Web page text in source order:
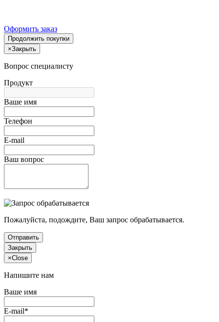
Оформить заказ
Продолжить покупки
×Закрыть
Вопрос специалисту
Продукт
Ваше имя
Телефон
E-mail
Ваш вопрос
Пожалуйста, подождите, Ваш запрос обрабатывается.
Отправить
Закрыть
×Close
Напишите нам
Ваше имя
E-mail*